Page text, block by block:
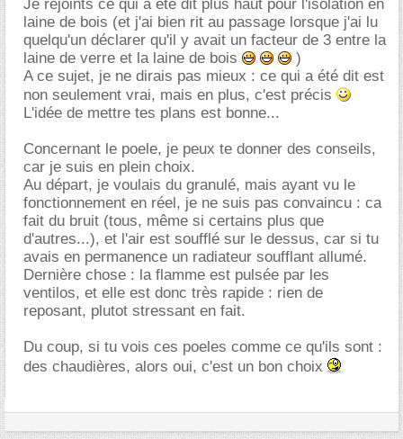
Je rejoints ce qui a été dit plus haut pour l'isolation en
laine de bois (et j'ai bien rit au passage lorsque j'ai lu
quelqu'un déclarer qu'il y avait un facteur de 3 entre la
laine de verre et la laine de bois
)
A ce sujet, je ne dirais pas mieux : ce qui a été dit est
non seulement vrai, mais en plus, c'est précis
L'idée de mettre tes plans est bonne...
Concernant le poele, je peux te donner des conseils,
car je suis en plein choix.
Au départ, je voulais du granulé, mais ayant vu le
fonctionnement en réel, je ne suis pas convaincu : ca
fait du bruit (tous, même si certains plus que
d'autres...), et l'air est soufflé sur le dessus, car si tu
avais en permanence un radiateur soufflant allumé.
Dernière chose : la flamme est pulsée par les
ventilos, et elle est donc très rapide : rien de
reposant, plutot stressant en fait.
Du coup, si tu vois ces poeles comme ce qu'ils sont :
des chaudières, alors oui, c'est un bon choix